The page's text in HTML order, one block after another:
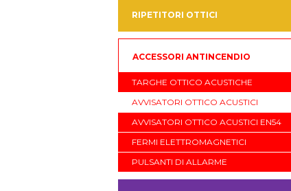
RIPETITORI OTTICI
ACCESSORI ANTINCENDIO
TARGHE OTTICO ACUSTICHE
AVVISATORI OTTICO ACUSTICI
AVVISATORI OTTICO ACUSTICI EN54
FERMI ELETTROMAGNETICI
PULSANTI DI ALLARME